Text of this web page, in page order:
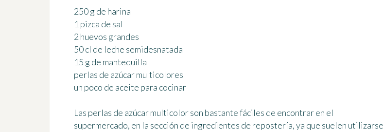
250 g de harina
1 pizca de sal
2 huevos grandes
50 cl de leche semidesnatada
15 g de mantequilla
perlas de azúcar multicolores
un poco de aceite para cocinar
Las perlas de azúcar multicolor son bastante fáciles de encontrar en el
supermercado, en la sección de ingredientes de repostería, ya que suelen utilizarse